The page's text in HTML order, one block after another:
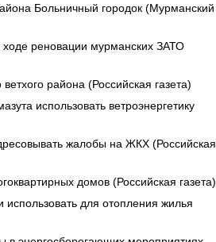
Больничный городок (Мурманский
ходе реновации мурманских ЗАТО
района (Российская газета)
использовать ветроэнергетику
жалобы на ЖКХ (Российская
домов (Российская газета)
для отопления жилья